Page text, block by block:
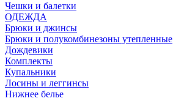
Чешки и балетки
ОДЕЖДА
Брюки и джинсы
Брюки и полукомбинезоны утепленные
Дождевики
Комплекты
Купальники
Лосины и леггинсы
Нижнее белье